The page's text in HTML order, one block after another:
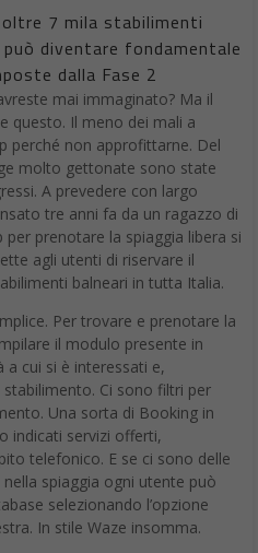
7 mila stabilimenti
diventare fondamentale
dalla Fase 2
mai immaginato? Ma il
questo. Il meno dei mali a
perché non approfittarne. Del
molto gettonate sono state
A prevedere con largo
tre anni fa da un ragazzo di
per prenotare la spiaggia libera si
agli utenti di riservare il
balneari in tutta Italia.
Per trovare e prenotare la
il modulo presente in
a cui si è interessati e,
Ci sono filtri per
Una sorta di Booking in
indicati servizi offerti,
telefonico. E se ci sono delle
spiaggia ogni utente può
selezionando l’opzione
In stile Waze insomma.